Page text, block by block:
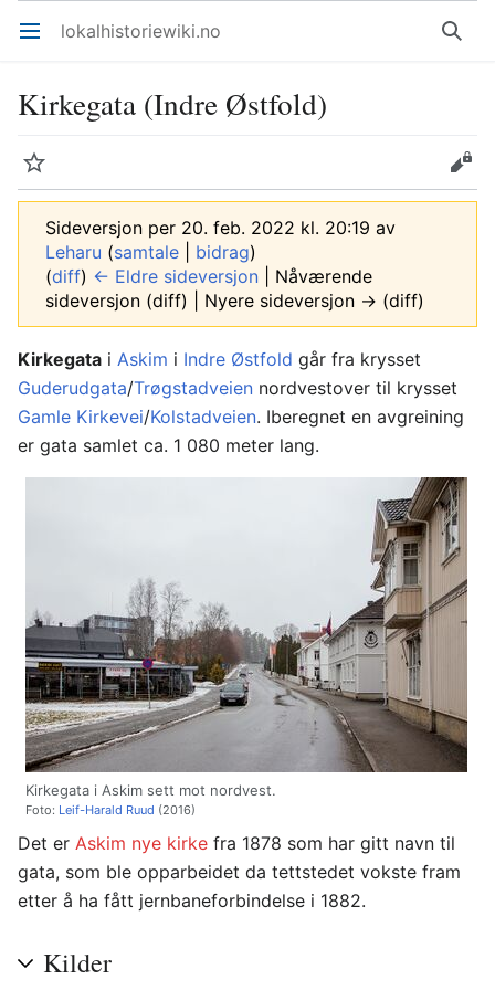
Åpne hovedmenyen lokalhistoriewiki.no Søk
Kirkegata (Indre Østfold)
Overvåk Rediger
Sideversjon per 20. feb. 2022 kl. 20:19 av
Leharu (samtale bidrag)
(diff) ← Eldre sideversjon | Nåværende
sideversjon (diff) | Nyere sideversjon → (diff)
Kirkegata i Askim i Indre Østfold går fra krysset
Guderudgata/Trøgstadveien nordvestover til krysset
Gamle Kirkevei/Kolstadveien. Iberegnet en avgreining
er gata samlet ca. 1 080 meter lang.
Kirkegata i Askim sett mot nordvest.
Foto: Leif-Harald Ruud (2016)
Det er Askim nye kirke fra 1878 som har gitt navn til
gata, som ble opparbeidet da tettstedet vokste fram
etter å ha fått jernbaneforbindelse i 1882.
Kilder